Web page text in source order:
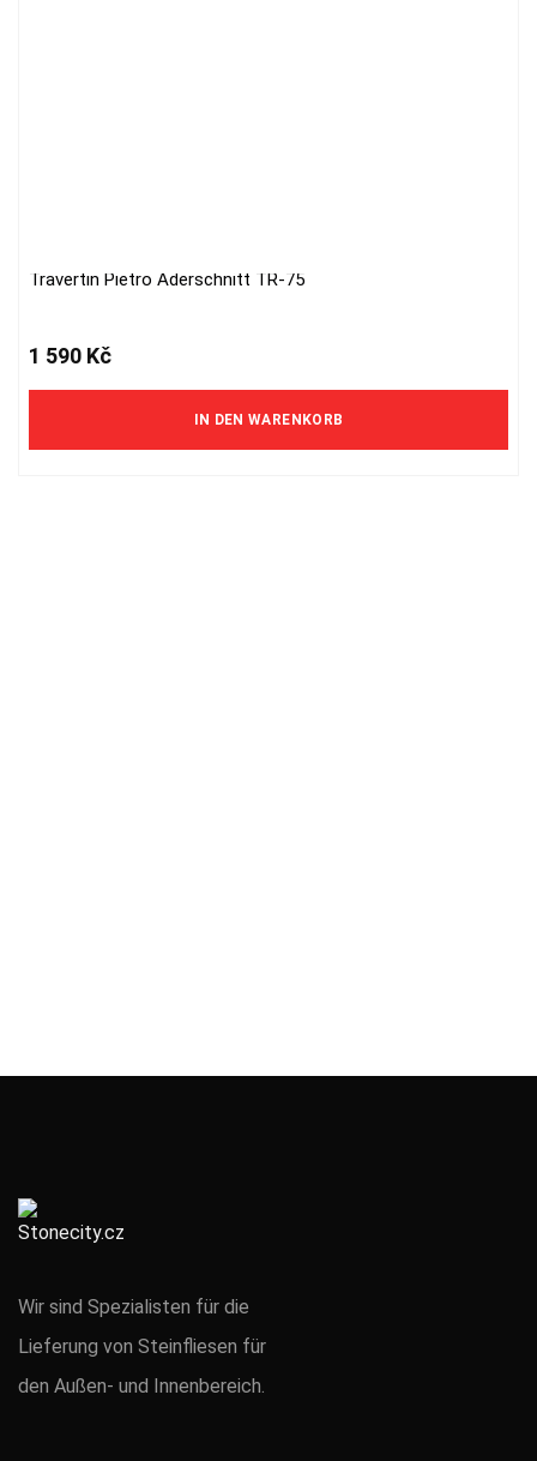
Travertin Pietro Aderschnitt TR-75
1 590 Kč
IN DEN WARENKORB
Wir sind Spezialisten für die
Lieferung von Steinfliesen für
den Außen- und Innenbereich.